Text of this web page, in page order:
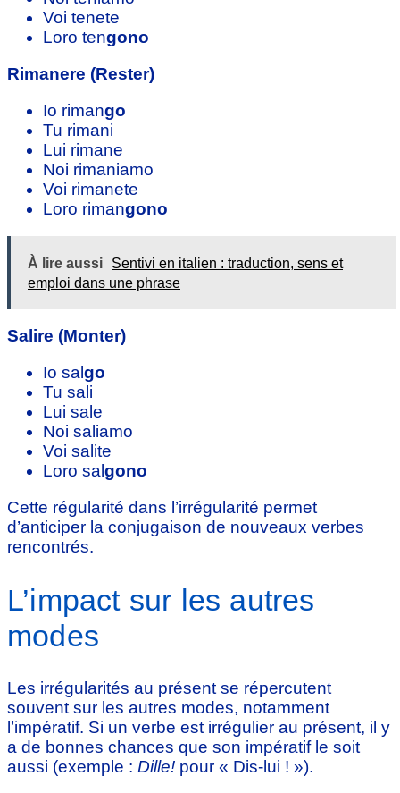
Voi tenete
Loro tengono
Rimanere (Rester)
Io rimango
Tu rimani
Lui rimane
Noi rimaniamo
Voi rimanete
Loro rimangono
À lire aussi
Sentivi en italien : traduction, sens et
emploi dans une phrase
Salire (Monter)
Io salgo
Tu sali
Lui sale
Noi saliamo
Voi salite
Loro salgono
Cette régularité dans l’irrégularité permet
d’anticiper la conjugaison de nouveaux verbes
rencontrés.
L’impact sur les autres
modes
Les irrégularités au présent se répercutent
souvent sur les autres modes, notamment
l’impératif. Si un verbe est irrégulier au présent, il y
a de bonnes chances que son impératif le soit
aussi (exemple : Dille! pour « Dis-lui ! »).